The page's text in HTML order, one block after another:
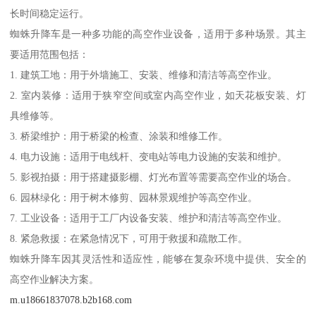
长时间稳定运行。
蜘蛛升降车是一种多功能的高空作业设备，适用于多种场景。其主
要适用范围包括：
1. 建筑工地：用于外墙施工、安装、维修和清洁等高空作业。
2. 室内装修：适用于狭窄空间或室内高空作业，如天花板安装、灯
具维修等。
3. 桥梁维护：用于桥梁的检查、涂装和维修工作。
4. 电力设施：适用于电线杆、变电站等电力设施的安装和维护。
5. 影视拍摄：用于搭建摄影棚、灯光布置等需要高空作业的场合。
6. 园林绿化：用于树木修剪、园林景观维护等高空作业。
7. 工业设备：适用于工厂内设备安装、维护和清洁等高空作业。
8. 紧急救援：在紧急情况下，可用于救援和疏散工作。
蜘蛛升降车因其灵活性和适应性，能够在复杂环境中提供、安全的
高空作业解决方案。
m.u18661837078.b2b168.com